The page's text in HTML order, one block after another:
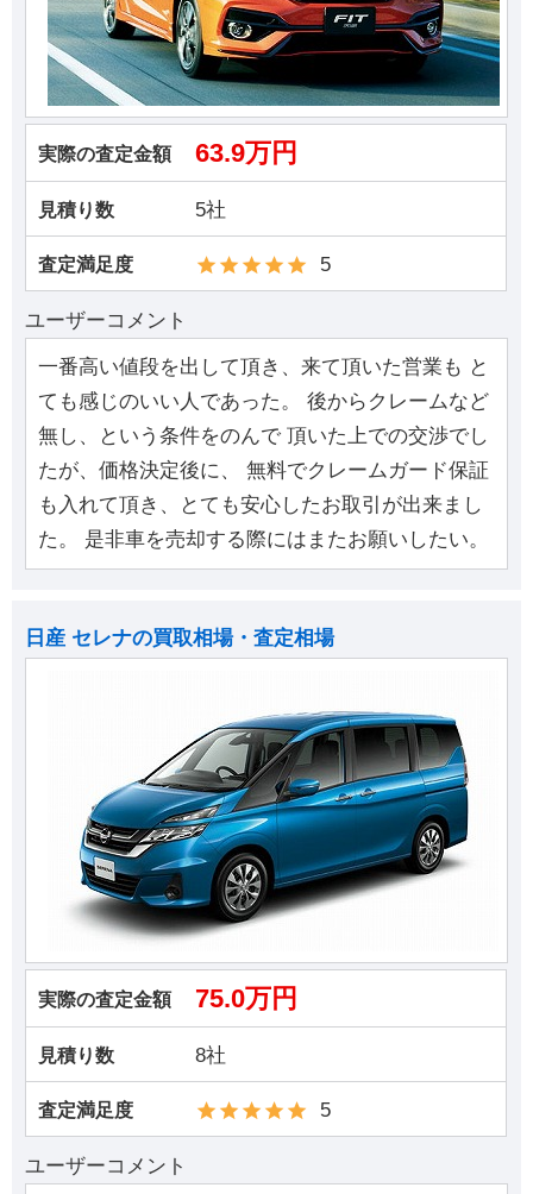
実際の査定金額 63.9万円
見積り数 5社
査定満足度 5
ユーザーコメント
一番高い値段を出して頂き、来て頂いた営業も と
ても感じのいい人であった。 後からクレームなど
無し、という条件をのんで 頂いた上での交渉でし
たが、価格決定後に、 無料でクレームガード保証
も入れて頂き、とても安心したお取引が出来まし
た。 是非車を売却する際にはまたお願いしたい。
日産 セレナの買取相場・査定相場
実際の査定金額 75.0万円
見積り数 8社
査定満足度 5
ユーザーコメント